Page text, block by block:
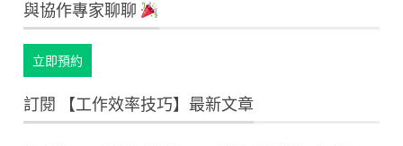
與協作專家聊聊
立即預約
訂閱 【工作效率技巧】最新文章